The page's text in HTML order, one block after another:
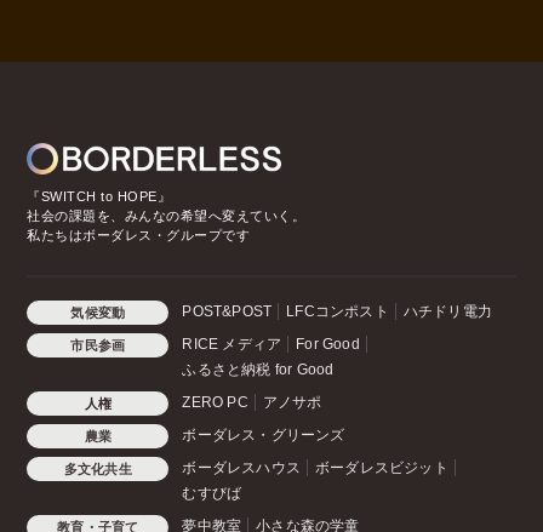
『SWITCH to HOPE』
社会の課題を、みんなの希望へ変えていく。
私たちはボーダレス・グループです
気候変動 POST&POST LFCコンポスト ハチドリ電力
市民参画 RICE メディア
For Good
ふるさと納税 for Good
人権 ZERO PC アノサポ
農業 ボーダレス・グリーンズ
多文化共生 ボーダレスハウス
ボーダレスビジット
むすびば
教育・子育て 夢中教室 小さな森の学童